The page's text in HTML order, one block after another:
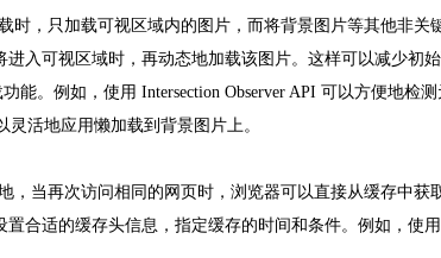
，只加载可视区域内的图片，而将背景图片等其他非关
入可视区域时，再动态地加载该图片。这样可以减少初
能。例如，使用 Intersection Observer API 可以方便地
灵活地应用懒加载到背景图片上。
当再次访问相同的网页时，浏览器可以直接从缓存中获
合适的缓存头信息，指定缓存的时间和条件。例如，使